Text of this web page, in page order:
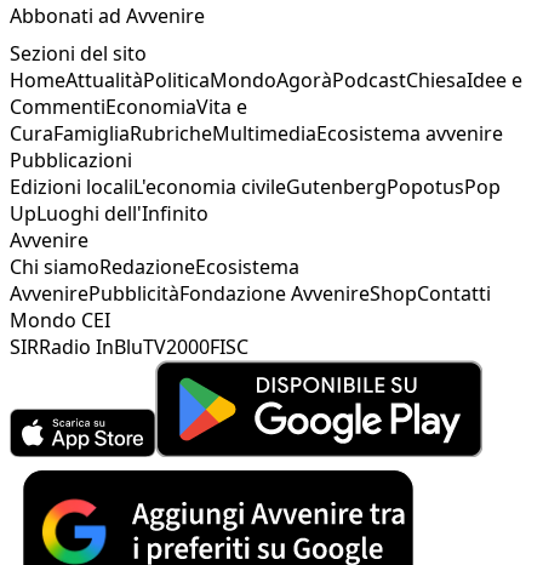
Abbonati ad Avvenire
Sezioni del sito
HomeAttualitàPoliticaMondoAgoràPodcastChiesaIdee e
CommentiEconomiaVita e
CuraFamigliaRubricheMultimediaEcosistema avvenire
Pubblicazioni
Edizioni localiL'economia civileGutenbergPopotusPop
UpLuoghi dell'Infinito
Avvenire
Chi siamoRedazioneEcosistema
AvvenirePubblicitàFondazione AvvenireShopContatti
Mondo CEI
SIRRadio InBluTV2000FISC